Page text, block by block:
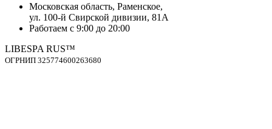
Mосковская область, Раменское,
ул. 100-й Свирской дивизии, 81А
Работаем с 9:00 до 20:00
LIBESPA RUS™
OГPНИП 325774600263680